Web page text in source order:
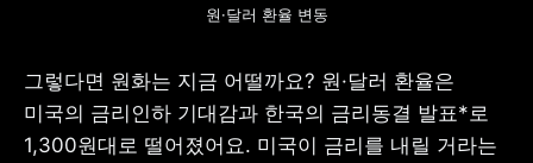
원·달러 환율 변동
그렇다면 원화는 지금 어떨까요? 원·달러 환율은
미국의 금리인하 기대감과 한국의 금리동결 발표*로
1,300원대로 떨어졌어요. 미국이 금리를 내릴 거라는